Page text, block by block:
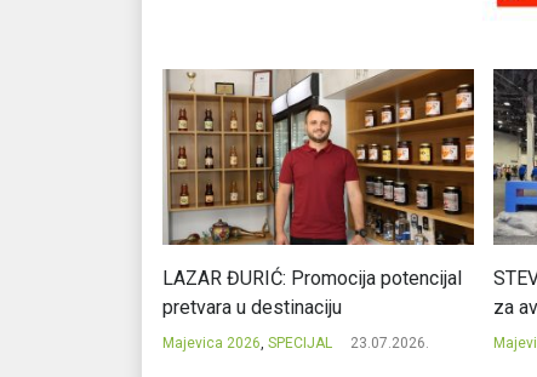
LAZAR ĐURIĆ: Promocija potencijal
pretvara u destinaciju
Majevica 2026, SPECIJAL 23.07.2026.
za